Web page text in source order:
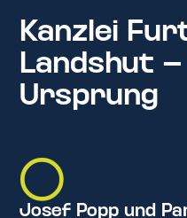
Kanzlei
Landshut
Ursprung
Josef Popp und